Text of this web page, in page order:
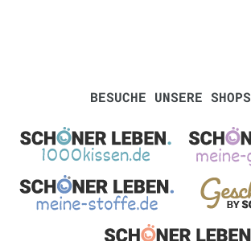
BESUCHE UNSERE SHOPS